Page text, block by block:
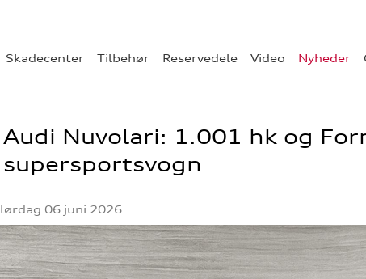
Skadecenter Tilbehør Reservedele Video Nyheder
Audi Nuvolari: 1.001 hk og
supersportsvogn
lørdag 06 juni 2026